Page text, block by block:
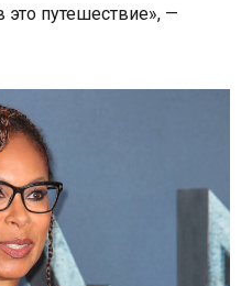
путешествие», —